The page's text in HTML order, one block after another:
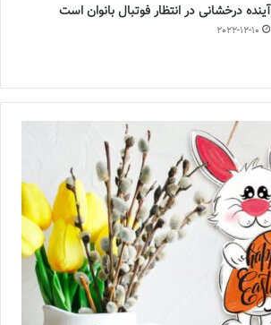
آینده درخشانی در انتظار فوتبال بانوان است
2022-12-10